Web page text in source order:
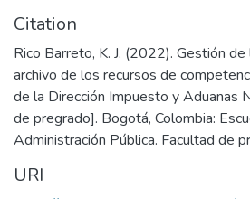
Citation
Rico Barreto, K. J. (2022). Gestión
archivo de los recursos de
de la Dirección Impuesto y Aduanas
de pregrado]. Bogotá, Colombia:
Administración Pública. Facultad de
URI